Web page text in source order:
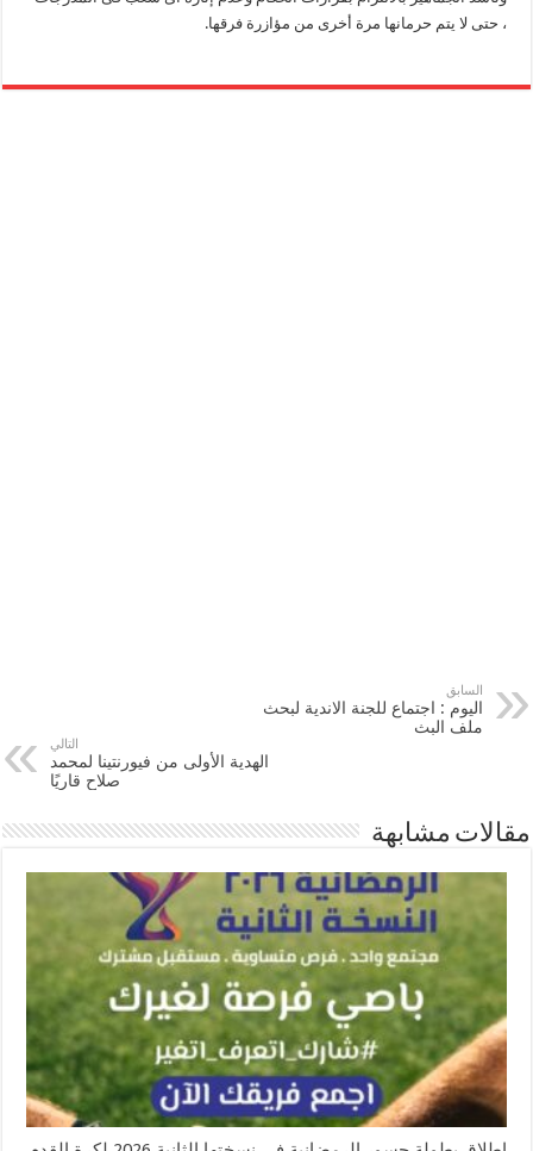
، حتى لا يتم حرمانها مرة أخرى من مؤازرة فرقها.
السابق
اليوم : اجتماع للجنة الاندية لبحث
ملف البث
التالي
الهدية الأولى من فيورنتينا لمحمد
صلاح قاريًا
مقالات مشابهة